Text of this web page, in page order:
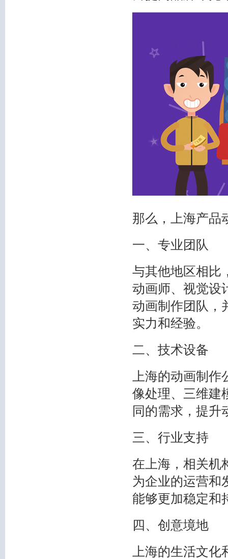
那么，上海产品
一、专业团队
与其他地区相比
动画师、视觉设
动画制作团队，
实力和经验。
二、技术设备
上海的动画制
像处理、三维建
同的需求，提升
三、行业支持
在上海，相关机
为企业的运营和
能够更加稳定和
四、创意境地
上海的生活文